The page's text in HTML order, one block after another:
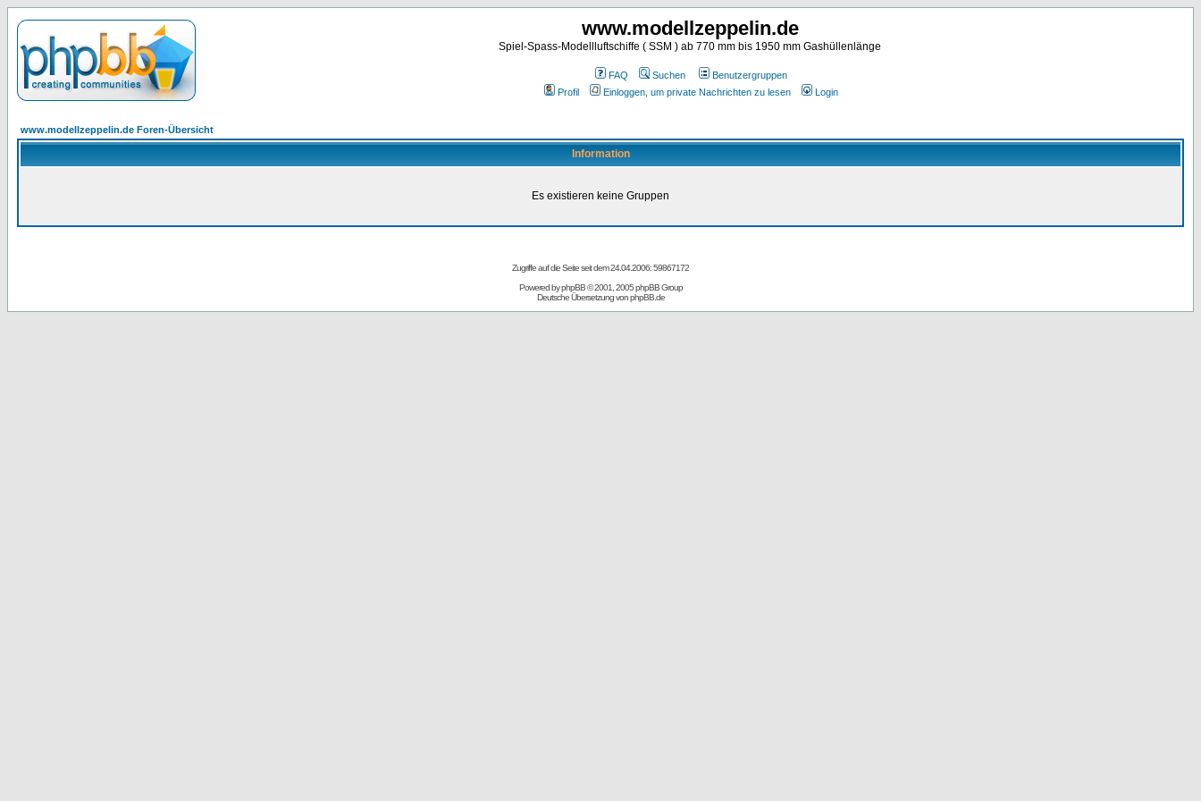
www.modellzeppelin.de
Spiel-Spass-Modellluftschiffe ( SSM ) ab 770 mm bis 1950 mm Gashüllenlänge
FAQ Suchen
Benutzergruppen
Profil
Einloggen, um private Nachrichten zu lesen Login
www.modellzeppelin.de Foren-Übersicht
Information
Es existieren keine Gruppen
Zugriffe auf die Seite seit dem 24.04.2006: 59867172
Powered byphpBB© 2001, 2005 phpBB Group
Deutsche Übersetzung vonphpBB.de